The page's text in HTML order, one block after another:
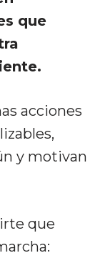
que
acciones
y motivan
que